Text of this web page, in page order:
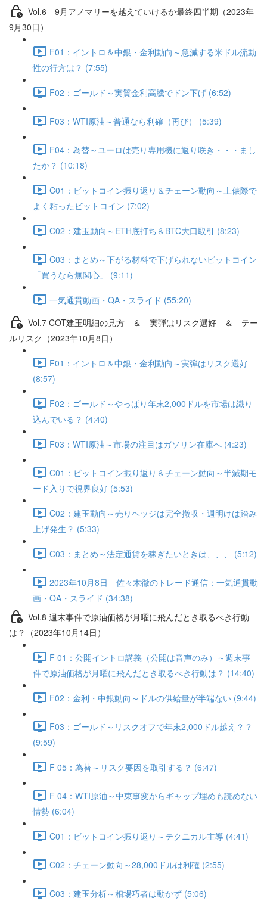
Vol.6 9⽉アノマリーを越えていけるか最終四半期（2023年
9月30日）
F01：イントロ＆中銀・金利動向～急減する米ドル流動
性の行方は？ (7:55)
F02：ゴールド～実質金利高騰でドン下げ (6:52)
F03：WTI原油～普通なら利確（再び） (5:39)
F04：為替～ユーロは売り専用機に返り咲き・・・まし
たか？ (10:18)
C01：ビットコイン振り返り＆チェーン動向～土俵際で
よく粘ったビットコイン (7:02)
C02：建玉動向～ETH底打ち＆BTC大口取引 (8:23)
C03：まとめ～下がる材料で下げられないビットコイン
「買うなら無関心」 (9:11)
一気通貫動画・QA・スライド (55:20)
Vol.7 COT建⽟明細の⾒⽅ ＆ 実弾はリスク選好 ＆ テー
ルリスク（2023年10月8日）
F01：イントロ＆中銀・金利動向～実弾はリスク選好
(8:57)
F02：ゴールド～やっぱり年末2,000ドルを市場は織り
込んでいる？ (4:40)
F03：WTI原油～市場の注目はガソリン在庫へ (4:23)
C01：ビットコイン振り返り＆チェーン動向～半減期モ
ード入りで視界良好 (5:53)
C02：建玉動向～売りヘッジは完全撤収・週明けは踏み
上げ発生？ (5:33)
C03：まとめ～法定通貨を稼ぎたいときは、、、 (5:12)
2023年10月8日 佐々木徹のトレード通信：一気通貫動
画・QA・スライド (34:38)
Vol.8 週末事件で原油価格が月曜に飛んだとき取るべき行動
は？（2023年10月14日）
F 01：公開イントロ講義（公開は音声のみ）～週末事
件で原油価格が月曜に飛んだとき取るべき行動は？ (14:40)
F02：金利・中銀動向～ドルの供給量が半端ない (9:44)
F03：ゴールド～リスクオフで年末2,000ドル越え？？
(9:59)
F 05：為替～リスク要因を取引する？ (6:47)
F 04：WTI原油～中東事変からギャップ埋めも読めない
情勢 (6:04)
C01：ビットコイン振り返り～テクニカル主導 (4:41)
C02：チェーン動向～28,000ドルは利確 (2:55)
C03：建玉分析～相場巧者は動かず (5:06)